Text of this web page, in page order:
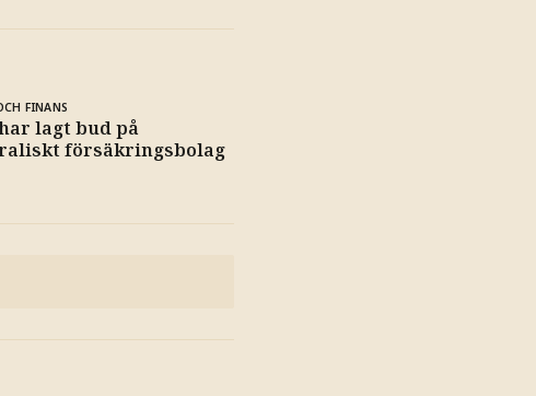
FINANS
lagt bud på
försäkringsbolag